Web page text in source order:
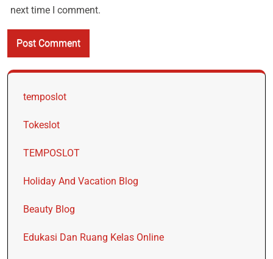
next time I comment.
temposlot
Tokeslot
TEMPOSLOT
Holiday And Vacation Blog
Beauty Blog
Edukasi Dan Ruang Kelas Online